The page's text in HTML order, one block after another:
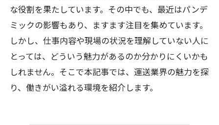
な役割を果たしています。その中でも、最近はパンデ
ミックの影響もあり、ますます注目を集めています。
しかし、仕事内容や現場の状況を理解していない人に
とっては、どういう魅力があるのか分かりにくいかも
しれません。そこで本記事では、運送業界の魅力を探
り、働きがい溢れる環境を紹介します。